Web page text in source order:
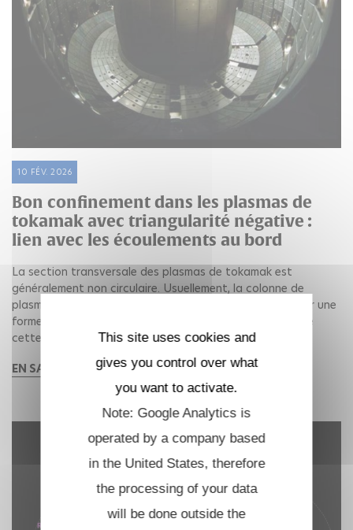
10 FÉV. 2026
Bon confinement dans les plasmas de
tokamak avec triangularité négative :
lien avec les écoulements au bord
La section transversale des plasmas de tokamak est
généralement non circulaire. Usuellement, la colonne de
plasma est allongée verticalement et a tendance à avoir une
forme de « D ». Le paramètre qui caractérise le degré de
cette ressemblance à un « D »...
EN SAVOIR PLUS
This site uses cookies and
gives you control over what
you want to activate.
Note: Google Analytics is
operated by a company based
in the United States, therefore
the processing of your data
will be done outside the